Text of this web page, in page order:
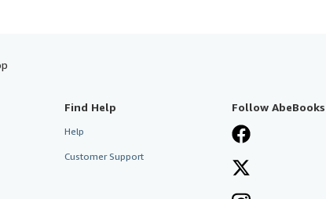
Find Help
Help
Customer Support
Follow AbeBooks